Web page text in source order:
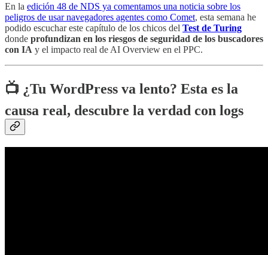
En la edición 48 de NDS ya comentamos una noticia sobre los
peligros de usar navegadores agentes como Comet, esta semana he
podido escuchar este capítulo de los chicos del Test de Turing
donde profundizan en los riesgos de seguridad de los buscadores
con IA y el impacto real de AI Overview en el PPC.
📺 ¿Tu WordPress va lento? Esta es la
causa real, descubre la verdad con logs